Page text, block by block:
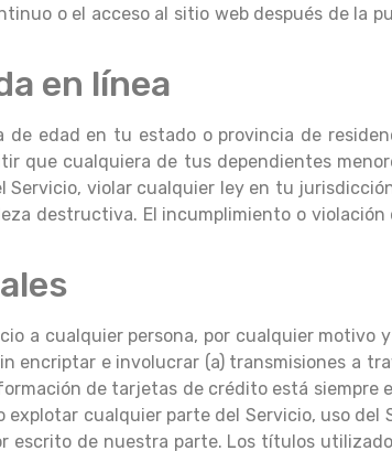
o el acceso al sitio web después de
en línea
edad en tu estado o provincia de
que cualquiera de tus dependientes
violar cualquier ley en tu
destructiva. El incumplimiento o
a cualquier persona, por cualquier
e involucrar (a) transmisiones a
de tarjetas de crédito está
cualquier parte del Servicio, uso
escrito de nuestra parte. Los títulos